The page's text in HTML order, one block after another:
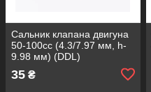
Сальник клапана двигуна
50-100сс (4.3/7.97 мм, h-
9.98 мм) (DDL)
35 ₴